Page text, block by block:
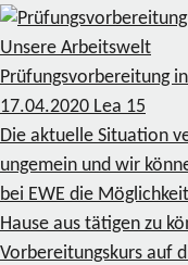
Unsere Arbeitswelt
Prüfungsvorbereitung
17.04.2020 Lea 15
Die aktuelle Situation
ungemein und wir
bei EWE die
Hause aus tätigen zu
Vorbereitungskurs auf